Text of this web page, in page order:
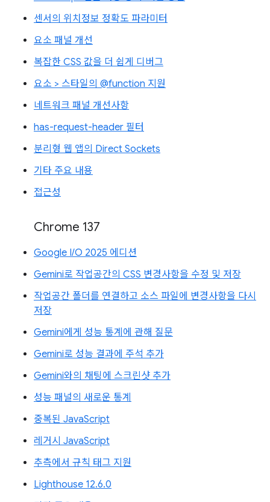
센서의 위치정보 정확도 파라미터
요소 패널 개선
복잡한 CSS 값을 더 쉽게 디버그
요소 > 스타일의 @function 지원
네트워크 패널 개선사항
has-request-header 필터
분리형 웹 앱의 Direct Sockets
기타 주요 내용
접근성
Chrome 137
Google I/O 2025 에디션
Gemini로 작업공간의 CSS 변경사항을 수정 및 저장
작업공간 폴더를 연결하고 소스 파일에 변경사항을 다시
저장
Gemini에게 성능 통계에 관해 질문
Gemini로 성능 결과에 주석 추가
Gemini와의 채팅에 스크린샷 추가
성능 패널의 새로운 통계
중복된 JavaScript
레거시 JavaScript
추측에서 규칙 태그 지원
Lighthouse 12.6.0